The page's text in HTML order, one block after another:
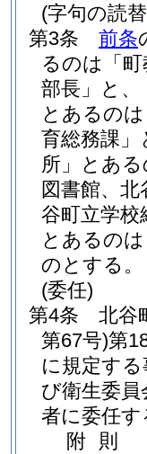
(字句の読
第3条
前条
るのは「
部長」と
とあるの
育総務課
所」とあ
図書館、
谷町立学
とあるの
のとする。
(委任)
第4条
北谷
第67号)第
に規定す
び衛生委
者に委任す
附 則